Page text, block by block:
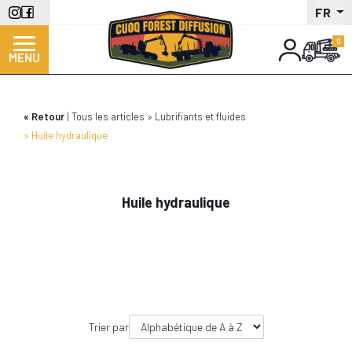
Aller
au
contenu
principal
FR
MENU
Retour Tous les articles
Lubrifiants et fluides
Huile hydraulique
Huile hydraulique
Trier par